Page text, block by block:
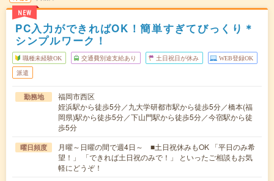
NEW
PC入力ができればOK！簡単すぎてびっくり＊
シンプルワーク！
職種未経験OK 交通費別途支給あり 土日祝日が休み WEB登録OK
派遣
勤務地
福岡市西区
姪浜駅から徒歩5分／九大学研都市駅から徒歩5分／橋本(福
岡県)駅から徒歩5分／下山門駅から徒歩5分／今宿駅から徒
歩5分
曜日頻度
月曜～日曜の間で週4日～ ■土日祝休みもOK 「平日のみ希
望！」 「できれば土日祝のみで！」 といったご相談もお気
軽にどうぞ！